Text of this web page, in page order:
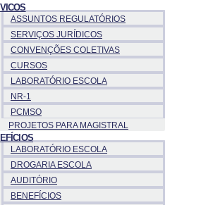
ASSUNTOS REGULATÓRIOS
SERVIÇOS JURÍDICOS
CONVENÇÕES COLETIVAS
CURSOS
LABORATÓRIO ESCOLA
NR-1
PCMSO
PROJETOS PARA MAGISTRAL
LABORATÓRIO ESCOLA
DROGARIA ESCOLA
AUDITÓRIO
BENEFÍCIOS